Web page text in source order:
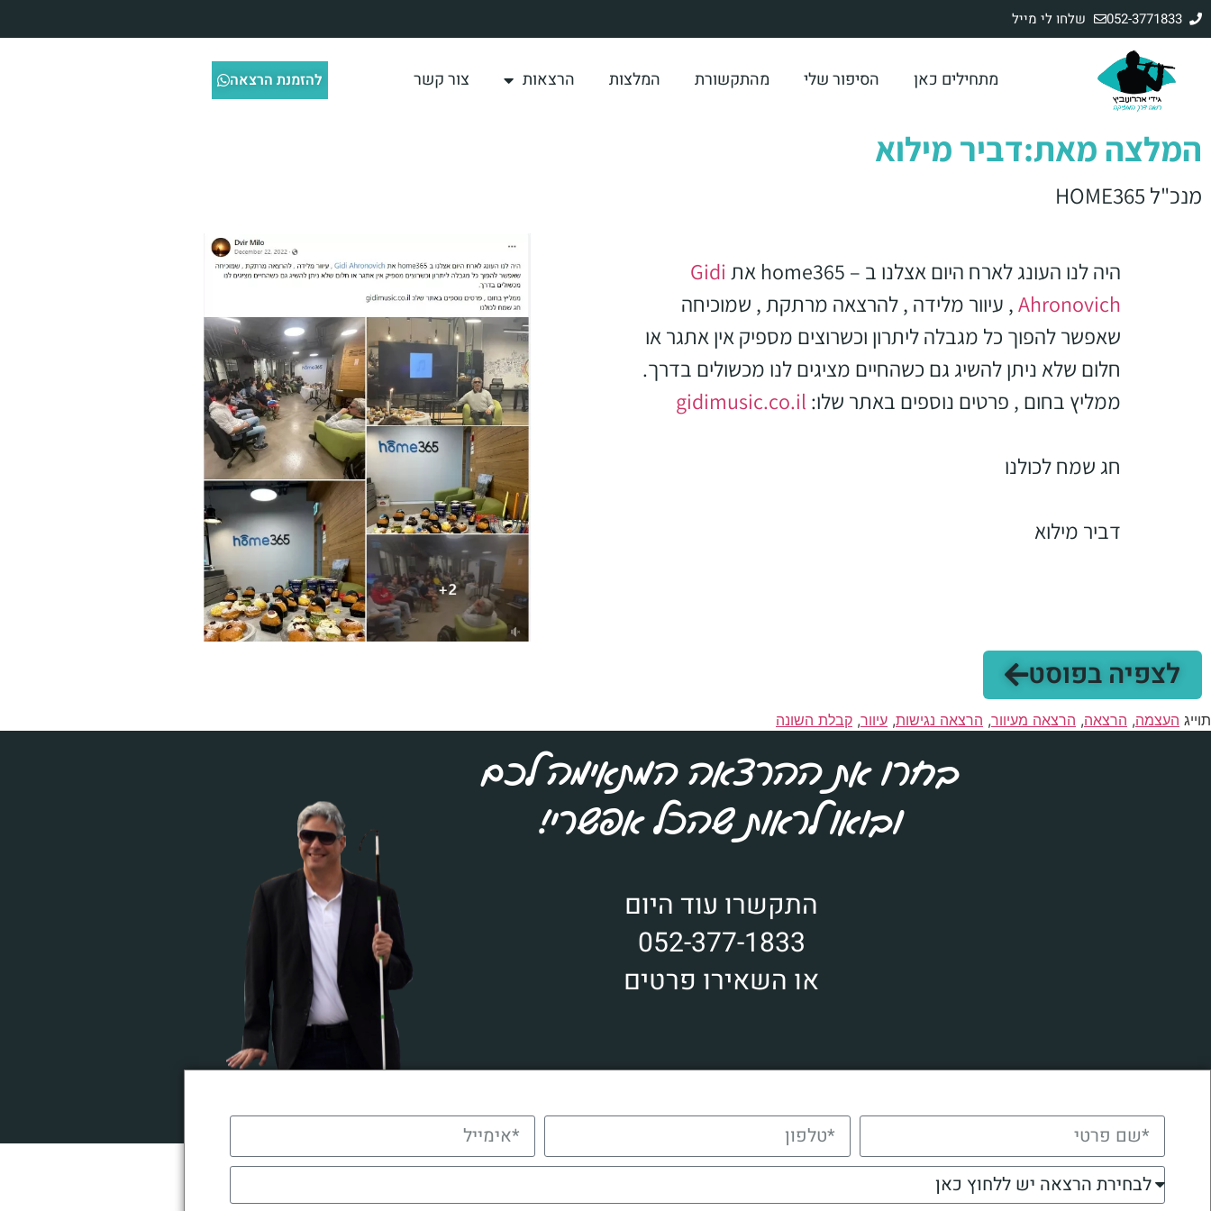
לתוכן052-3771833 שלחו לי מייל
מתחילים כאן הסיפור שלי מהתקשורת המלצות הרצאות צור קשר להזמנת הרצאה
המלצה מאת:דביר מילוא
מנכ"ל HOME365
היה לנו העונג לארח היום אצלנו ב – home365 את
Gidi
Ahronovich, עיוור מלידה , להרצאה מרתקת , שמוכיחה
שאפשר להפוך כל מגבלה ליתרון וכשרוצים מספיק אין אתגר או
חלום שלא ניתן להשיג גם כשהחיים מציגים לנו מכשולים בדרך.
ממליץ בחום , פרטים נוספים באתר שלו: gidimusic.co.il
חג שמח לכולנו
דביר מילוא
לצפיה בפוסט
תוייג העצמה, הרצאה, הרצאה מעיוור, הרצאה נגישות, עיוור, קבלת השונה
בחרו את ההרצאה המתאימה לכם
ובואו לראות שהכל אפשרי!
התקשרו עוד היום
052-377-1833
או השאירו פרטים